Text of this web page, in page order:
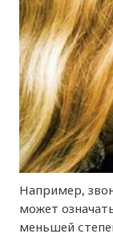
Например,
может
меньшей